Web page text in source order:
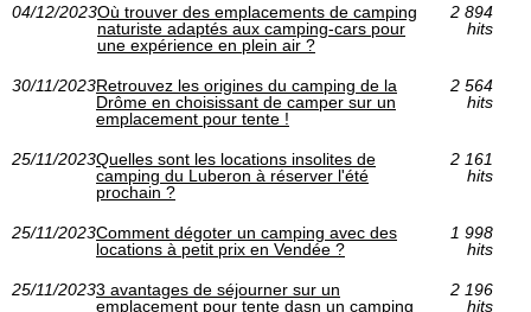
04/12/2023Où trouver des emplacements de camping
naturiste adaptés aux camping-cars pour
une expérience en plein air ?
2 894
hits
30/11/2023Retrouvez les origines du camping de la
Drôme en choisissant de camper sur un
emplacement pour tente !
2 564
hits
25/11/2023Quelles sont les locations insolites de
camping du Luberon à réserver l'été
prochain ?
2 161
hits
25/11/2023Comment dégoter un camping avec des
locations à petit prix en Vendée ?
1 998
hits
25/11/20233 avantages de séjourner sur un
emplacement pour tente dasn un camping
2 196
hits